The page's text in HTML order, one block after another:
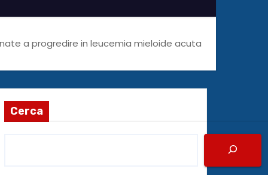
a progredire in leucemia mieloide acuta
Cerca